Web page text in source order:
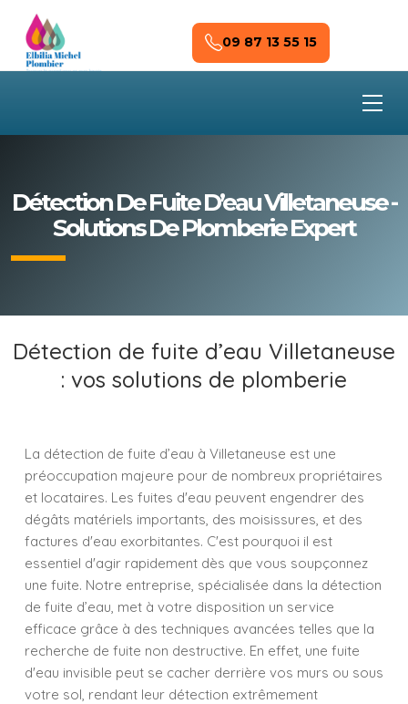
Skip to main content
09 87 13 55 15
Détection De Fuite D’eau Villetaneuse -
Solutions De Plomberie Expert
Détection de fuite d’eau Villetaneuse
: vos solutions de plomberie
La détection de fuite d’eau à Villetaneuse est une
préoccupation majeure pour de nombreux propriétaires
et locataires. Les fuites d'eau peuvent engendrer des
dégâts matériels importants, des moisissures, et des
factures d'eau exorbitantes. C'est pourquoi il est
essentiel d'agir rapidement dès que vous soupçonnez
une fuite. Notre entreprise, spécialisée dans la détection
de fuite d’eau, met à votre disposition un service
efficace grâce à des techniques avancées telles que la
recherche de fuite non destructive. En effet, une fuite
d'eau invisible peut se cacher derrière vos murs ou sous
votre sol, rendant leur détection extrêmement